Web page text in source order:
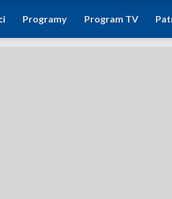
Programy Program TV